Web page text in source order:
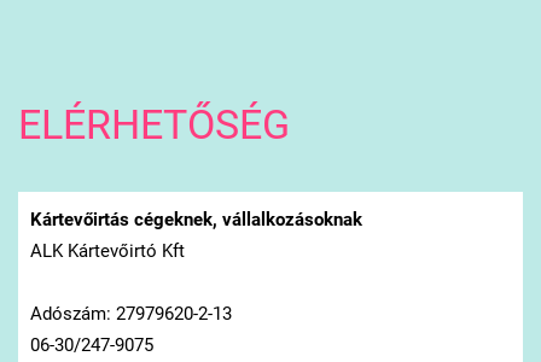
ELÉRHETŐSÉG
Kártevőirtás cégeknek, vállalkozásoknak
ALK Kártevőirtó Kft
Adószám: 27979620-2-13
06-30/247-9075